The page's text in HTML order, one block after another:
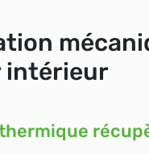
intérieur